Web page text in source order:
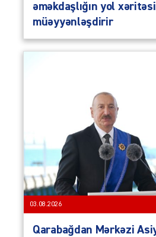
əməkdaşlığın yol
müəyyənləşdirir
03.08.2026
Qarabağdan Mərkəzi